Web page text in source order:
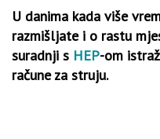
U danima kada više
razmišljate i o rastu
suradnji s HEP-om
račune za struju.